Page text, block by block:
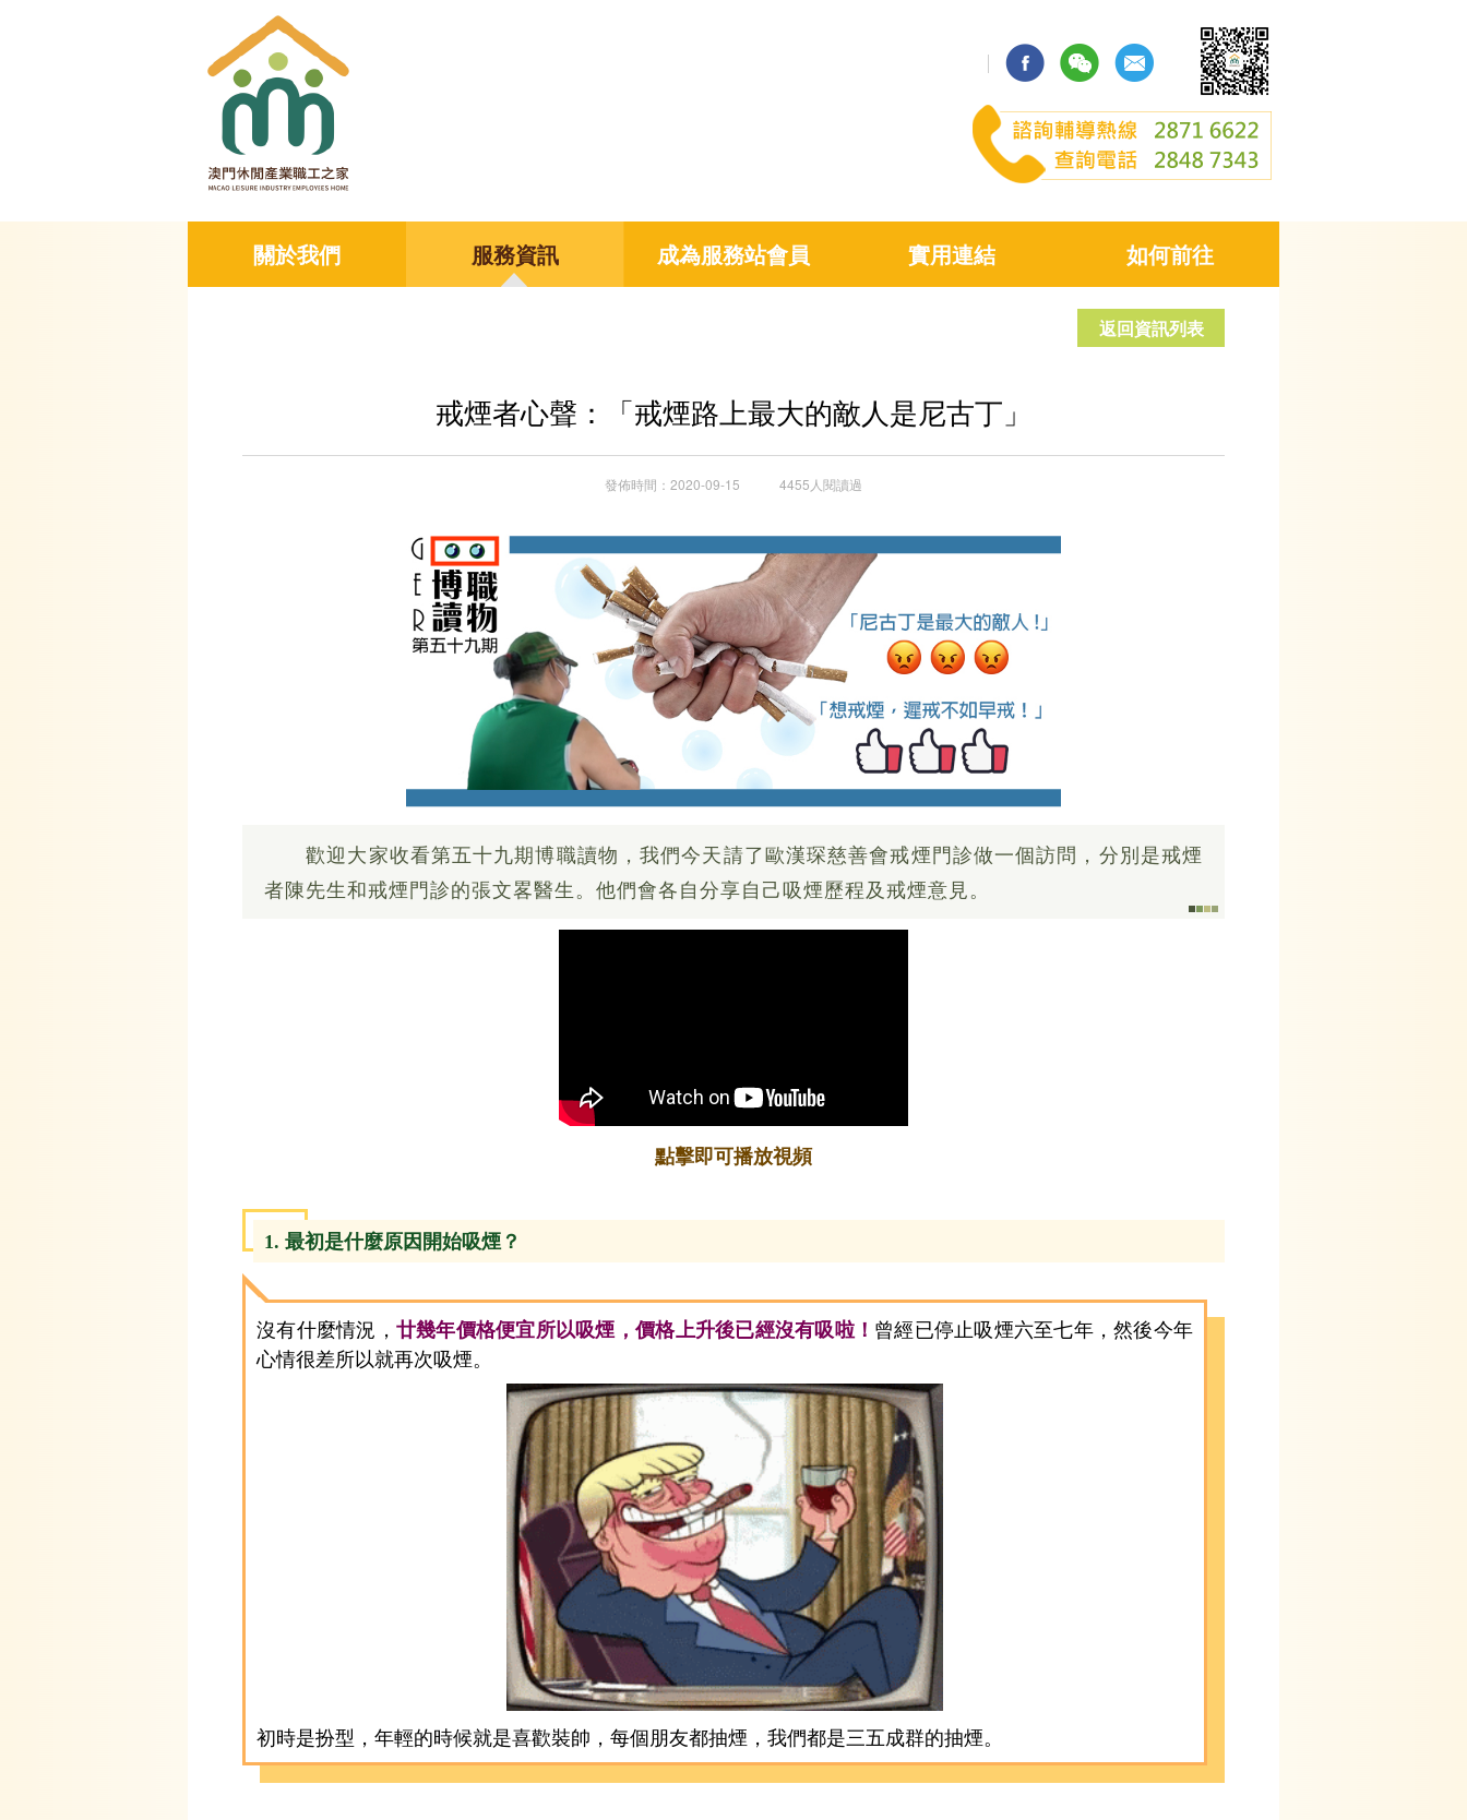
關於我們 服務資訊 成為服務站會員 實用連結 如何前往
返回資訊列表
戒煙者心聲：「戒煙路上最大的敵人是尼古丁」
發佈時間：2020-09-15 4455人閱讀過
歡迎大家收看第五十九期博職讀物，我們今天請了歐漢琛慈善會戒煙門診做一個訪問，分別是戒煙
者陳先生和戒煙門診的張文畧醫生。他們會各自分享自己吸煙歷程及戒煙意見。
點擊即可播放視頻
1. 最初是什麼原因開始吸煙？
沒有什麼情況， 廿幾年價格便宜所以吸煙，價格上升後已經沒有吸啦！ 曾經已停止吸煙六至七年，然後今年
心情很差所以就再次吸煙。
初時是扮型，年輕的時候就是喜歡裝帥，每個朋友都抽煙，我們都是三五成群的抽煙。